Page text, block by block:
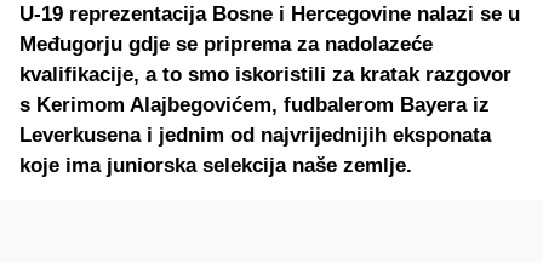
U-19 reprezentacija Bosne i Hercegovine nalazi se u
Međugorju gdje se priprema za nadolazeće
kvalifikacije, a to smo iskoristili za kratak razgovor
s Kerimom Alajbegovićem, fudbalerom Bayera iz
Leverkusena i jednim od najvrijednijih eksponata
koje ima juniorska selekcija naše zemlje.